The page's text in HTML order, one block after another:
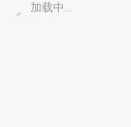
加载中...